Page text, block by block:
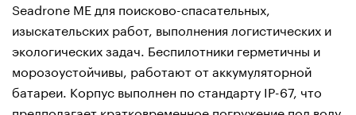
Seadrone ME для поисково-спасательных,
изыскательских работ, выполнения логистических и
экологических задач. Беспилотники герметичны и
морозоустойчивы, работают от аккумуляторной
батареи. Корпус выполнен по стандарту IP-67, что